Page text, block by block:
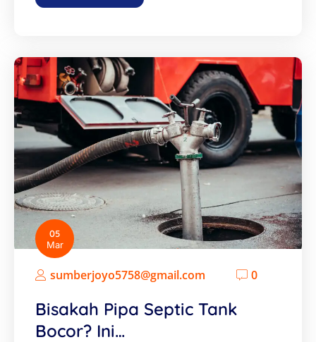
05
Mar
sumberjoyo5758@gmail.com 0
Bisakah Pipa Septic Tank
Bocor? Ini…